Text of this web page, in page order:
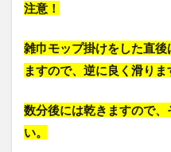
注意！
雑巾モップ掛けをした直
ますので、逆に良く滑りま
数分後には乾きますので
い。